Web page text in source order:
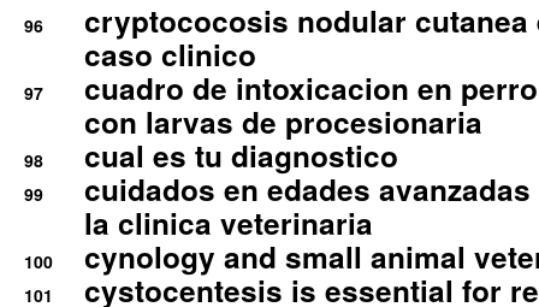
96
cryptococosis nodular cutanea
caso clinico
97
cuadro de intoxicacion en
con larvas de procesionaria
98 cual es tu diagnostico
99
cuidados en edades
la clinica veterinaria
100 cynology and small animal
101
cystocentesis is essential for